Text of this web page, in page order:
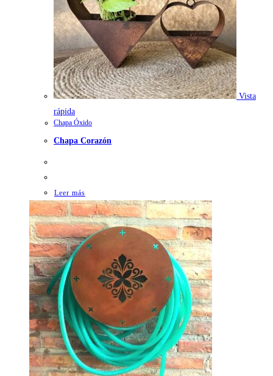
Vista
rápida
Chapa Óxido
Chapa Corazón
Leer más